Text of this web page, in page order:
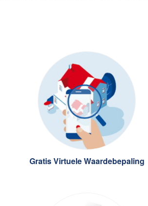
Gratis Virtuele Waardebepaling